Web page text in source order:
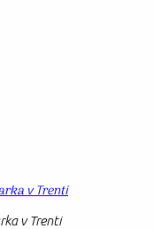
v Trenti
v Trenti